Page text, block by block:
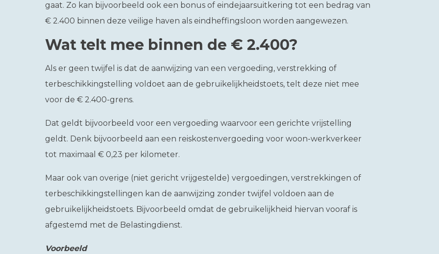
gaat. Zo kan bijvoorbeeld ook een bonus of eindejaarsuitkering tot een bedrag van
€ 2.400 binnen deze veilige haven als eindheffingsloon worden aangewezen.
Wat telt mee binnen de € 2.400?
Als er geen twijfel is dat de aanwijzing van een vergoeding, verstrekking of
terbeschikkingstelling voldoet aan de gebruikelijkheidstoets, telt deze niet mee
voor de € 2.400-grens.
Dat geldt bijvoorbeeld voor een vergoeding waarvoor een gerichte vrijstelling
geldt. Denk bijvoorbeeld aan een reiskostenvergoeding voor woon-werkverkeer
tot maximaal € 0,23 per kilometer.
Maar ook van overige (niet gericht vrijgestelde) vergoedingen, verstrekkingen of
terbeschikkingstellingen kan de aanwijzing zonder twijfel voldoen aan de
gebruikelijkheidstoets. Bijvoorbeeld omdat de gebruikelijkheid hiervan vooraf is
afgestemd met de Belastingdienst.
Voorbeeld